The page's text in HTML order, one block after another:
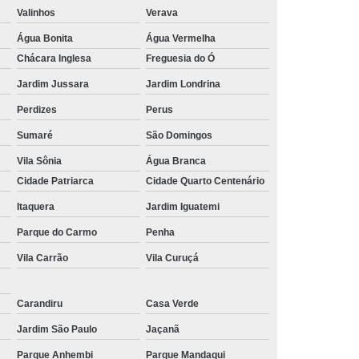
Suporte para Monitor Pneumático
para Monitor Regulável
onde acho suporte para monitor para plataforma Méier
quanto custa suporte para monitor duplo Itaboraí
quanto custa suporte para monitor para plataforma
Engenho da Rainha
suporte para monitor duplo Barra da Tijuca
suportes para monitor para mobiliario tecnico Barra da
Tijuca
suporte para monitor articulável Paiol Grande
Prudente
quanto custa suporte para monitor ajustavel Tremembé
onde acho suporte para monitor para noc Jardim
Morumbi
Valinhos Verava
Água Bonita
Água Vermelha
Chácara Inglesa Freguesia do Ó
Jardim Jussara Jardim Londrina
Perdizes Perus
Sumaré São Domingos
Vila Sônia
Água Branca
Cidade Patriarca Cidade Quarto Centenário
Itaquera Jardim Iguatemi
Parque do Carmo Penha
Vila Carrão Vila Curuçá
Carandiru Casa Verde
Jardim São Paulo Jaçanã
Parque Anhembi Parque Mandaqui